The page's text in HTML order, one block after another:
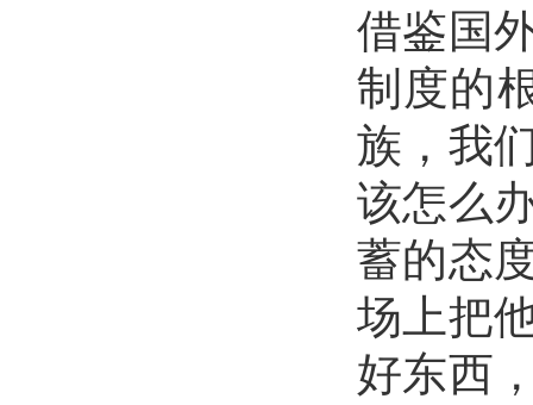
借鉴国
制度的
族，我
该怎么
蓄的态
场上把
好东西